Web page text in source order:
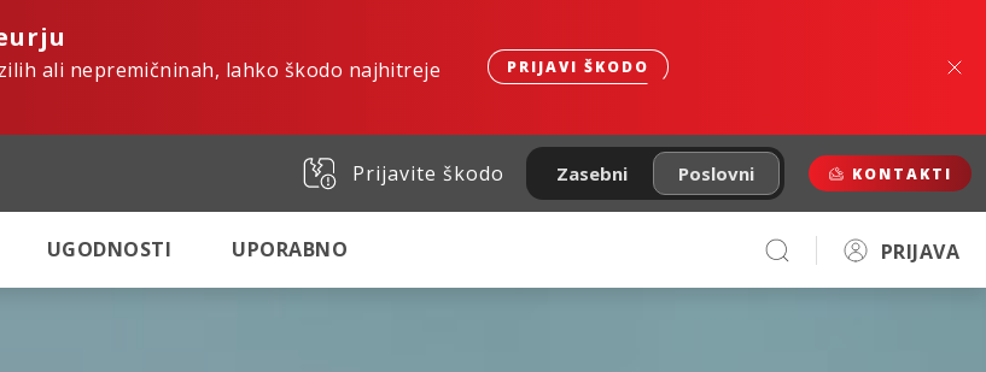
ali nepremičninah, lahko škodo najhitreje
PRIJAVI ŠKODO
Prijavite škodo Zasebni Poslovni KONTAKTI
UGODNOSTI UPORABNO PRIJAVA